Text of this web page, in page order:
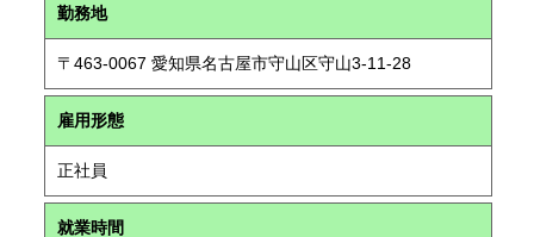
勤務地
〒463-0067 愛知県名古屋市守山区守山3-11-28
雇用形態
正社員
就業時間